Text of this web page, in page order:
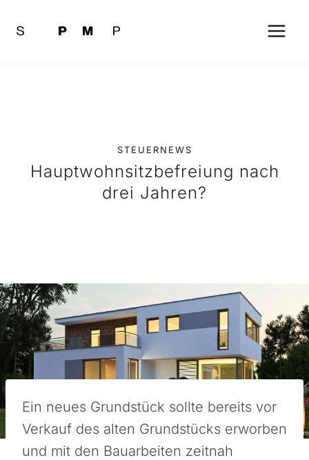
Inhalt
STEUERNEWS
Hauptwohnsitzbefreiung nach
drei Jahren?
Ein neues Grundstück sollte bereits vor
Verkauf des alten Grundstücks erworben
und mit den Bauarbeiten zeitnah